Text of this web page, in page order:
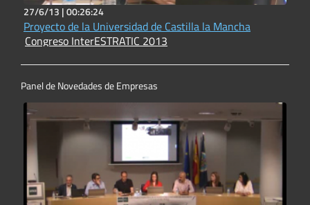
27/6/13 |00:26:24
Proyecto de la Universidad de Castilla la Mancha
Congreso InterESTRATIC 2013
Panel de Novedades de Empresas